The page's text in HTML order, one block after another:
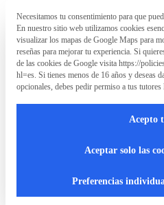
Saltar al contenido principal Saltar
La
Asociación
La
RpT>
Preferencia de
Necesitamos tu consentimiento para que
En nuestro sitio web utilizamos cookies
visualizar los mapas de Google Maps para
reseñas para mejorar tu experiencia. Si
de las cookies de Google visita https://
hl=es. Si tienes menos de 16 años y deseas
opcionales, debes pedir permiso a tus tutores
Acepto
Aceptar solo las
Preferencias